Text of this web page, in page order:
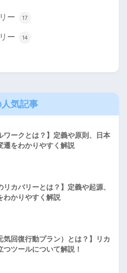
ー 17
ー 14
気記事
ワークとは？】定義や原則、日本
遷をわかりやすく解説
リカバリーとは？】定義や起源、
わかりやすく解説
気回復行動プラン）とは？】リカ
つツールについて解説！